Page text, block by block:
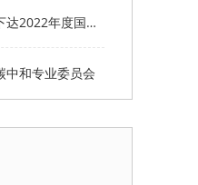
工业和信息化部办公厅关于下达2022年度国家工业节能监察任务的通知
中和专业委员会